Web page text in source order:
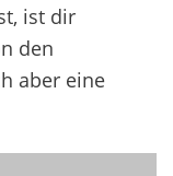
ist dir
den
aber eine